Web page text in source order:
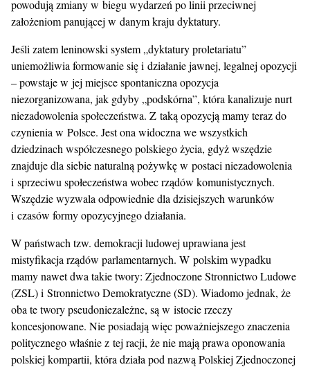
powodują zmiany w biegu wydarzeń po linii przeciwnej
założeniom panującej w danym kraju dyktatury.
Jeśli zatem leninowski system „dyktatury proletariatu”
uniemożliwia formowanie się i działanie jawnej, legalnej opozycji
– powstaje w jej miejsce spontaniczna opozycja
niezorganizowana, jak gdyby „podskórna”, która kanalizuje nurt
niezadowolenia społeczeństwa. Z taką opozycją mamy teraz do
czynienia w Polsce. Jest ona widoczna we wszystkich
dziedzinach współczesnego polskiego życia, gdyż wszędzie
znajduje dla siebie naturalną pożywkę w postaci niezadowolenia
i sprzeciwu społeczeństwa wobec rządów komunistycznych.
Wszędzie wyzwala odpowiednie dla dzisiejszych warunków
i czasów formy opozycyjnego działania.
W państwach tzw. demokracji ludowej uprawiana jest
mistyfikacja rządów parlamentarnych. W polskim wypadku
mamy nawet dwa takie twory: Zjednoczone Stronnictwo Ludowe
(ZSL) i Stronnictwo Demokratyczne (SD). Wiadomo jednak, że
oba te twory pseudoniezależne, są w istocie rzeczy
koncesjonowane. Nie posiadają więc poważniejszego znaczenia
politycznego właśnie z tej racji, że nie mają prawa oponowania
polskiej kompartii, która działa pod nazwą Polskiej Zjednoczonej